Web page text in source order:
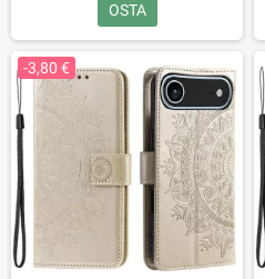
OSTA
-3,80 €